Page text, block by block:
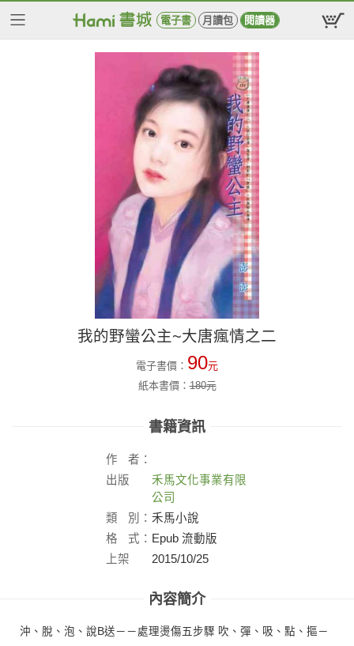
電子書 月讀包 閱讀器
我的野蠻公主~大唐瘋情之二
電子書價： 90元
紙本書價：180元
書籍資訊
作
者：
出版
禾馬文化事業有限
公司
類
別： 禾馬小說
格
式： Epub 流動版
上架
2015/10/25
內容簡介
沖、脫、泡、說B送－－處理燙傷五步驟 吹、彈、吸、點、摳－